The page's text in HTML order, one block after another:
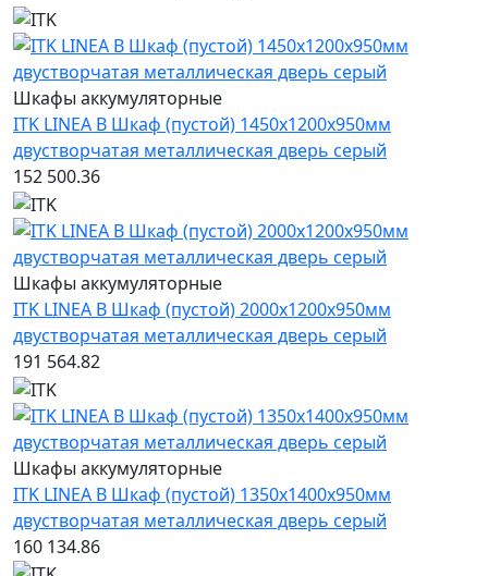
Шкафы аккумуляторные
ITK LINEA B Шкаф (пустой) 1450х1200х950мм
двустворчатая металлическая дверь серый
152 500.36
Шкафы аккумуляторные
ITK LINEA B Шкаф (пустой) 2000х1200х950мм
двустворчатая металлическая дверь серый
191 564.82
Шкафы аккумуляторные
ITK LINEA B Шкаф (пустой) 1350х1400х950мм
двустворчатая металлическая дверь серый
160 134.86